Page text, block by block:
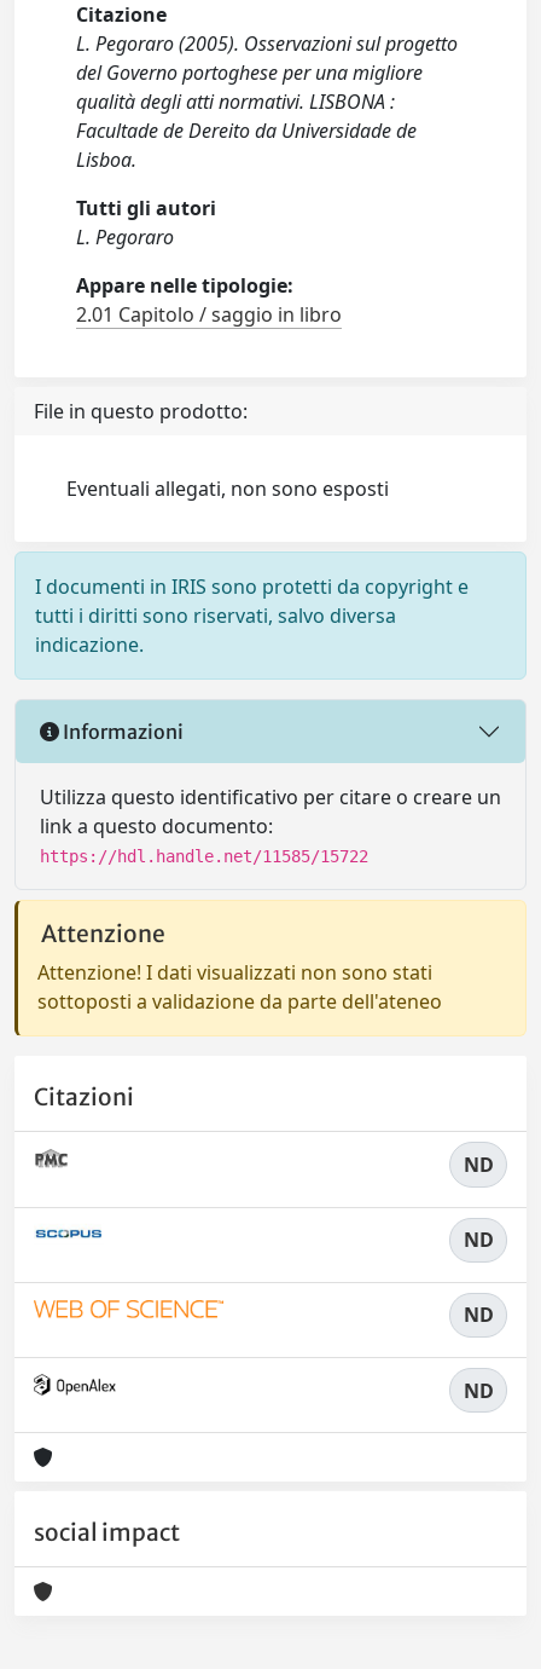
Citazione
L. Pegoraro (2005). Osservazioni sul progetto
del Governo portoghese per una migliore
qualità degli atti normativi. LISBONA :
Facultade de Dereito da Universidade de
Lisboa.
Tutti gli autori
L. Pegoraro
Appare nelle tipologie:
2.01 Capitolo / saggio in libro
File in questo prodotto:
Eventuali allegati, non sono esposti
I documenti in IRIS sono protetti da copyright e
tutti i diritti sono riservati, salvo diversa
indicazione.
Informazioni
Utilizza questo identificativo per citare o creare un
link a questo documento:
https://hdl.handle.net/11585/15722
Attenzione
Attenzione! I dati visualizzati non sono stati
sottoposti a validazione da parte dell'ateneo
Citazioni
ND
ND
ND
ND
social impact